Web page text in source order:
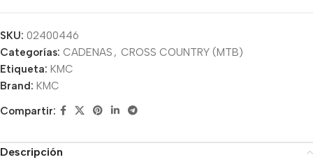
SKU: 02400446
Categorías: CADENAS , CROSS COUNTRY (MTB)
Etiqueta: KMC
Brand: KMC
Compartir:
Descripción